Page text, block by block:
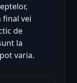
final vei
de
la
varia.